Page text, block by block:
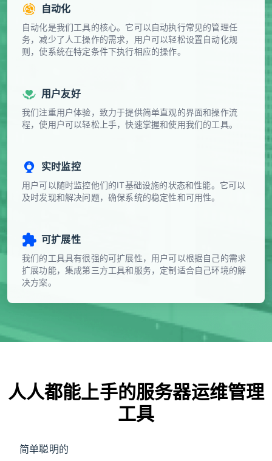
自动化
自动化是我们工具的核心。它可以自动执行常见的管理任
务，减少了人工操作的需求，用户可以轻松设置自动化规
则，使系统在特定条件下执行相应的操作。
用户友好
我们注重用户体验，致力于提供简单直观的界面和操作流
程，使用户可以轻松上手，快速掌握和使用我们的工具。
实时监控
用户可以随时监控他们的IT基础设施的状态和性能。它可以
及时发现和解决问题，确保系统的稳定性和可用性。
可扩展性
我们的工具具有很强的可扩展性，用户可以根据自己的需求
扩展功能，集成第三方工具和服务，定制适合自己环境的解
决方案。
人人都能上手的服务器运维管理
工具
简单聪明的